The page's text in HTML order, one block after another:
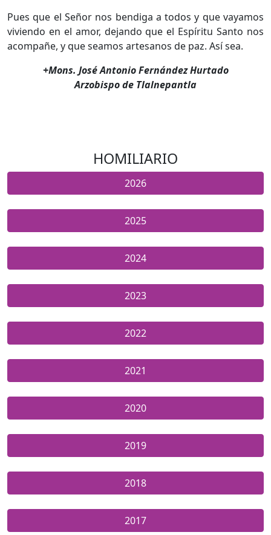
Pues que el Señor nos bendiga a todos y que vayamos
viviendo en el amor, dejando que el Espíritu Santo nos
acompañe, y que seamos artesanos de paz. Así sea.
+Mons. José Antonio Fernández Hurtado
Arzobispo de Tlalnepantla
HOMILIARIO
2026
2025
2024
2023
2022
2021
2020
2019
2018
2017